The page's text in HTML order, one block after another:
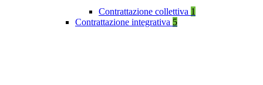
Contrattazione collettiva 1
Contrattazione integrativa 5